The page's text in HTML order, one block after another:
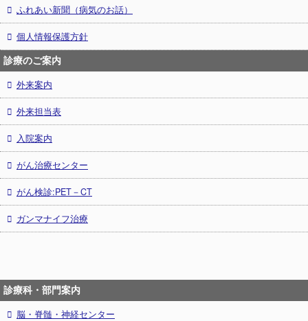
ふれあい新聞（病気のお話）
個人情報保護方針
診療のご案内
外来案内
外来担当表
入院案内
がん治療センター
がん検診:PET－CT
ガンマナイフ治療
診療科・部門案内
脳・脊髄・神経センター